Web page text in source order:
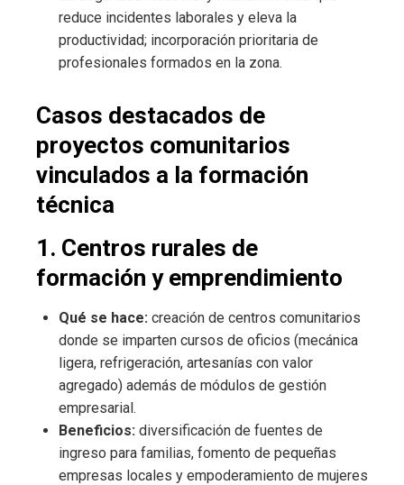
reduce incidentes laborales y eleva la
productividad; incorporación prioritaria de
profesionales formados en la zona.
Casos destacados de
proyectos comunitarios
vinculados a la formación
técnica
1. Centros rurales de
formación y emprendimiento
Qué se hace: creación de centros comunitarios
donde se imparten cursos de oficios (mecánica
ligera, refrigeración, artesanías con valor
agregado) además de módulos de gestión
empresarial.
Beneficios: diversificación de fuentes de
ingreso para familias, fomento de pequeñas
empresas locales y empoderamiento de mujeres